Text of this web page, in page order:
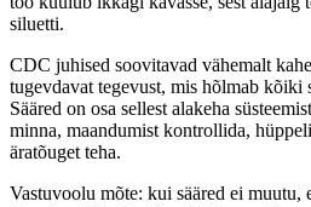
siluetti.
CDC juhised soovitavad vähemalt
tugevdavat tegevust, mis hõlmab kõiki
Sääred on osa sellest alakeha
minna, maandumist kontrollida,
äratõuget teha.
Vastuvoolu mõte: kui sääred ei muutu,